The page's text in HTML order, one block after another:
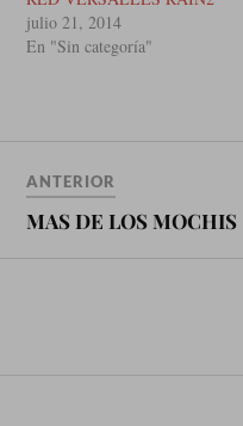
julio 21, 2014
En "Sin categoría"
ANTERIOR
MAS DE LOS MOCHIS